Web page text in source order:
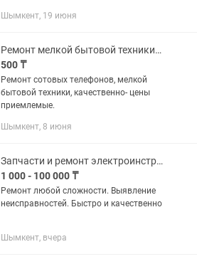
Шымкент, 19 июня
Ремонт мелкой бытовой техники и сотовых. Принтеры. Компьютеры. Ноутбуки.
500 ₸
Ремонт сотовых телефонов, мелкой
бытовой техники, качественно- цены
приемлемые.
Шымкент, 8 июня
Запчасти и ремонт электроинструмента
1 000 - 100 000 ₸
Ремонт любой сложности. Выявление
неисправностей. Быстро и качественно
Шымкент, вчера